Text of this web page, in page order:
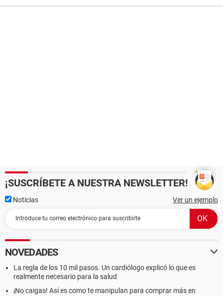
¡SUSCRÍBETE A NUESTRA NEWSLETTER!
Noticias Ver un ejemplo
NOVEDADES
La regla de los 10 mil pasos. Un cardiólogo explicó lo que es
realmente necesario para la salud
¡No caigas! Así es como te manipulan para comprar más en